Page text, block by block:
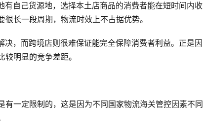
自己货源地，选择本土店商品的消费者能在短时间内收
长一段周期，物流时效上不占据优势。
，而跨境店则很难保证能完全保障消费者利益。正是因
明显的竞争差距。
一定限制的，这是因为不同国家物流海关管控因素不同